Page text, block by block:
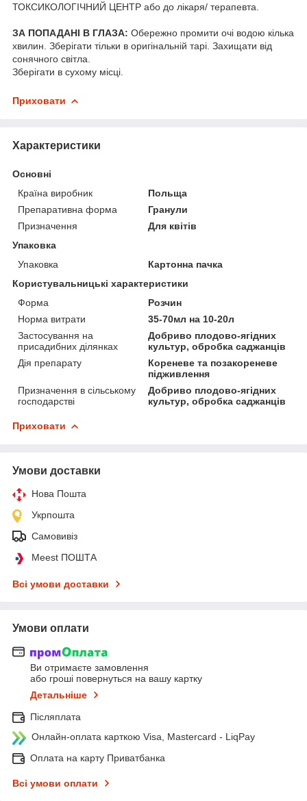
ТОКСИКОЛОГІЧНИЙ ЦЕНТР або до лікаря/ терапевта.
ЗА ПОПАДАНІ В ГЛАЗА: Обережно промити очі водою кілька
хвилин. Зберігати тільки в оригінальній тарі. Захищати від
сонячного світла.
Зберігати в сухому місці.
Приховати
Характеристики
Основні
Країна виробник
Польща
Препаративна форма
Гранули
Призначення
Для квітів
Упаковка
Упаковка
Картонна пачка
Користувальницькі характеристики
Форма
Розчин
Норма витрати
35-70мл на 10-20л
Застосування на
присадибних ділянках
Добриво плодово-ягідних
культур, обробка саджанців
Дія препарату
Кореневе та позакореневе
підживлення
Призначення в сільському
господарстві
Добриво плодово-ягідних
культур, обробка саджанців
Приховати
Умови доставки
Нова Пошта
Укрпошта
Самовивіз
Meest ПОШТА
Всі умови доставки
Умови оплати
Ви отримаєте замовлення
або гроші повернуться на вашу картку
Детальніше
Післяплата
Онлайн-оплата карткою Visa, Mastercard - LiqPay
Оплата на карту Приватбанка
Всі умови оплати